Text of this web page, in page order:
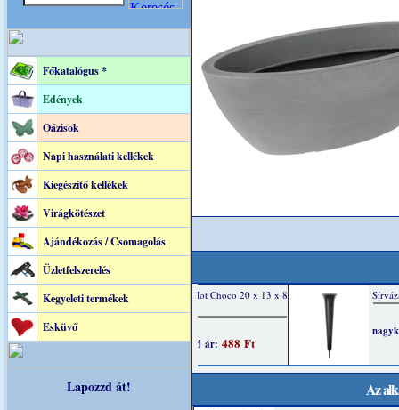
Főkatalógus *
Edények
Oázisok
Napi használati kellékek
Kiegészítő kellékek
Virágkötészet
Ajándékozás / Csomagolás
Üzletfelszerelés
Kegyeleti termékek
Esküvő
Lapozzd át! Az